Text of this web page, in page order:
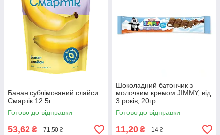
Банан сублімований слайси
Смартік 12.5г
Готово до відправки
53,62 ₴ 71,50 ₴
Шоколадний батончик з
молочним кремом JIMMY, від
3 років, 20гр
Готово до відправки
11,20 ₴ 14 ₴